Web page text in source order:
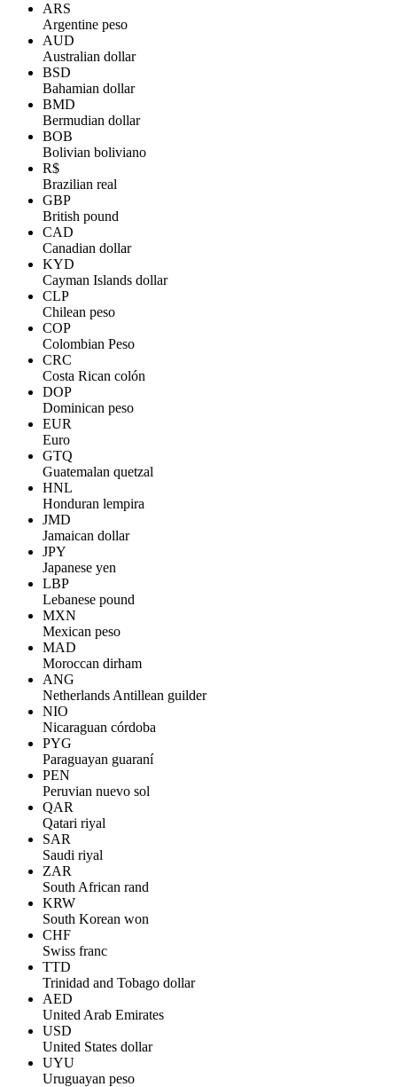
ARS
Argentine peso
AUD
Australian dollar
BSD
Bahamian dollar
BMD
Bermudian dollar
BOB
Bolivian boliviano
R$
Brazilian real
GBP
British pound
CAD
Canadian dollar
KYD
Cayman Islands dollar
CLP
Chilean peso
COP
Colombian Peso
CRC
Costa Rican colón
DOP
Dominican peso
EUR
Euro
GTQ
Guatemalan quetzal
HNL
Honduran lempira
JMD
Jamaican dollar
JPY
Japanese yen
LBP
Lebanese pound
MXN
Mexican peso
MAD
Moroccan dirham
ANG
Netherlands Antillean guilder
NIO
Nicaraguan córdoba
PYG
Paraguayan guaraní
PEN
Peruvian nuevo sol
QAR
Qatari riyal
SAR
Saudi riyal
ZAR
South African rand
KRW
South Korean won
CHF
Swiss franc
TTD
Trinidad and Tobago dollar
AED
United Arab Emirates
USD
United States dollar
UYU
Uruguayan peso